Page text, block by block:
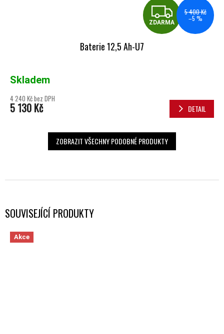
SOUVISEJÍCÍ PRODUKTY
Akce
ZDARMA
5 400 Kč
–5 %
Baterie 12,5 Ah-U7
Skladem
4 240 Kč bez DPH
5 130 Kč DETAIL
ZOBRAZIT VŠECHNY PODOBNÉ PRODUKTY